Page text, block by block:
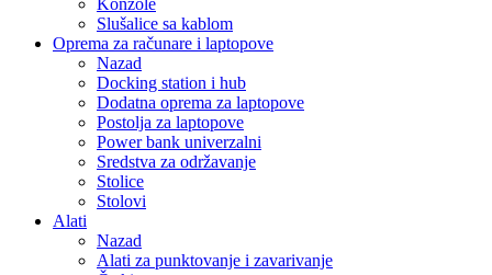
Slušalice sa kablom
Oprema za računare i laptopove
Nazad
Docking station i hub
Dodatna oprema za laptopove
Postolja za laptopove
Power bank univerzalni
Sredstva za održavanje
Stolice
Stolovi
Alati
Nazad
Alati za punktovanje i zavarivanje